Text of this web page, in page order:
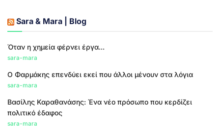
Sara & Mara | Blog
Όταν η χημεία φέρνει έργα...
sara-mara
Ο Φαρμάκης επενδύει εκεί που άλλοι μένουν στα λόγια
sara-mara
Βασίλης Καραθανάσης: Ένα νέο πρόσωπο που κερδίζει
πολιτικό έδαφος
sara-mara